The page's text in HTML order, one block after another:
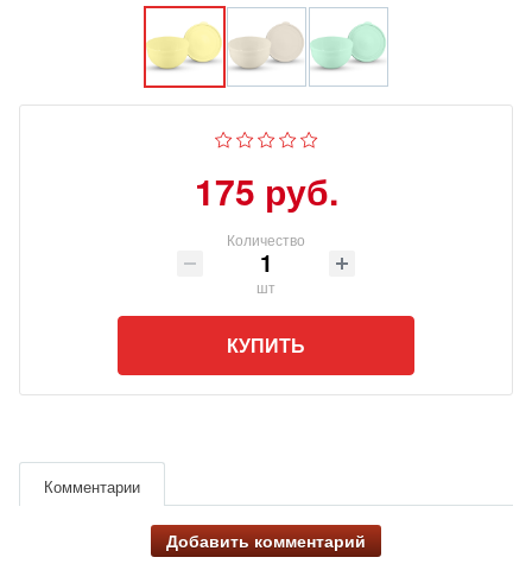
175 руб.
Количество
шт
КУПИТЬ
Комментарии
Добавить комментарий